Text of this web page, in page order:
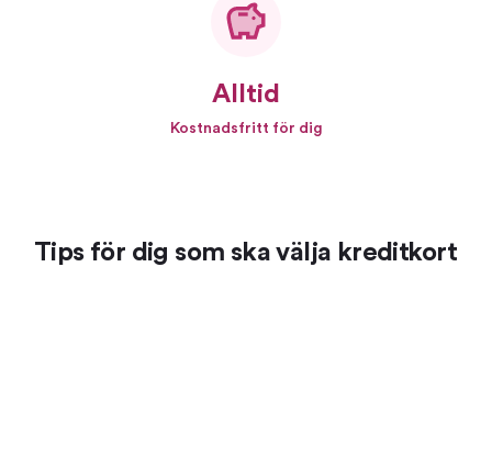
Alltid
Kostnadsfritt för dig
Tips för dig som ska välja kreditkort